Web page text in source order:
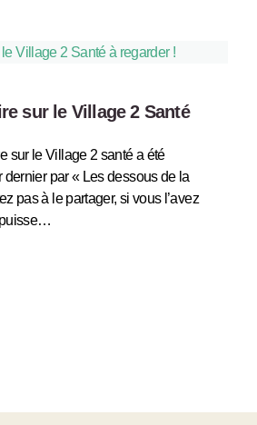
sur le Village 2 Santé
sur le Village 2 santé a été
dernier par « Les dessous de la
pas à le partager, si vous l’avez
puisse…